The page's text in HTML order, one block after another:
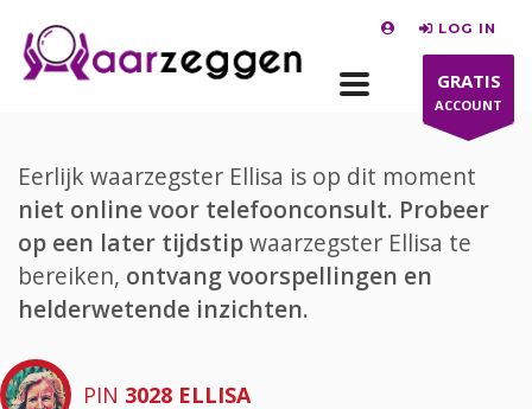
LOG IN
GRATIS
ACCOUNT
Eerlijk waarzegster Ellisa is op dit moment
niet online voor telefoonconsult. Probeer
op een later tijdstipwaarzegster Ellisa te
bereiken, ontvang voorspellingen en
helderwetende inzichten.
PIN 3028 ELLISA